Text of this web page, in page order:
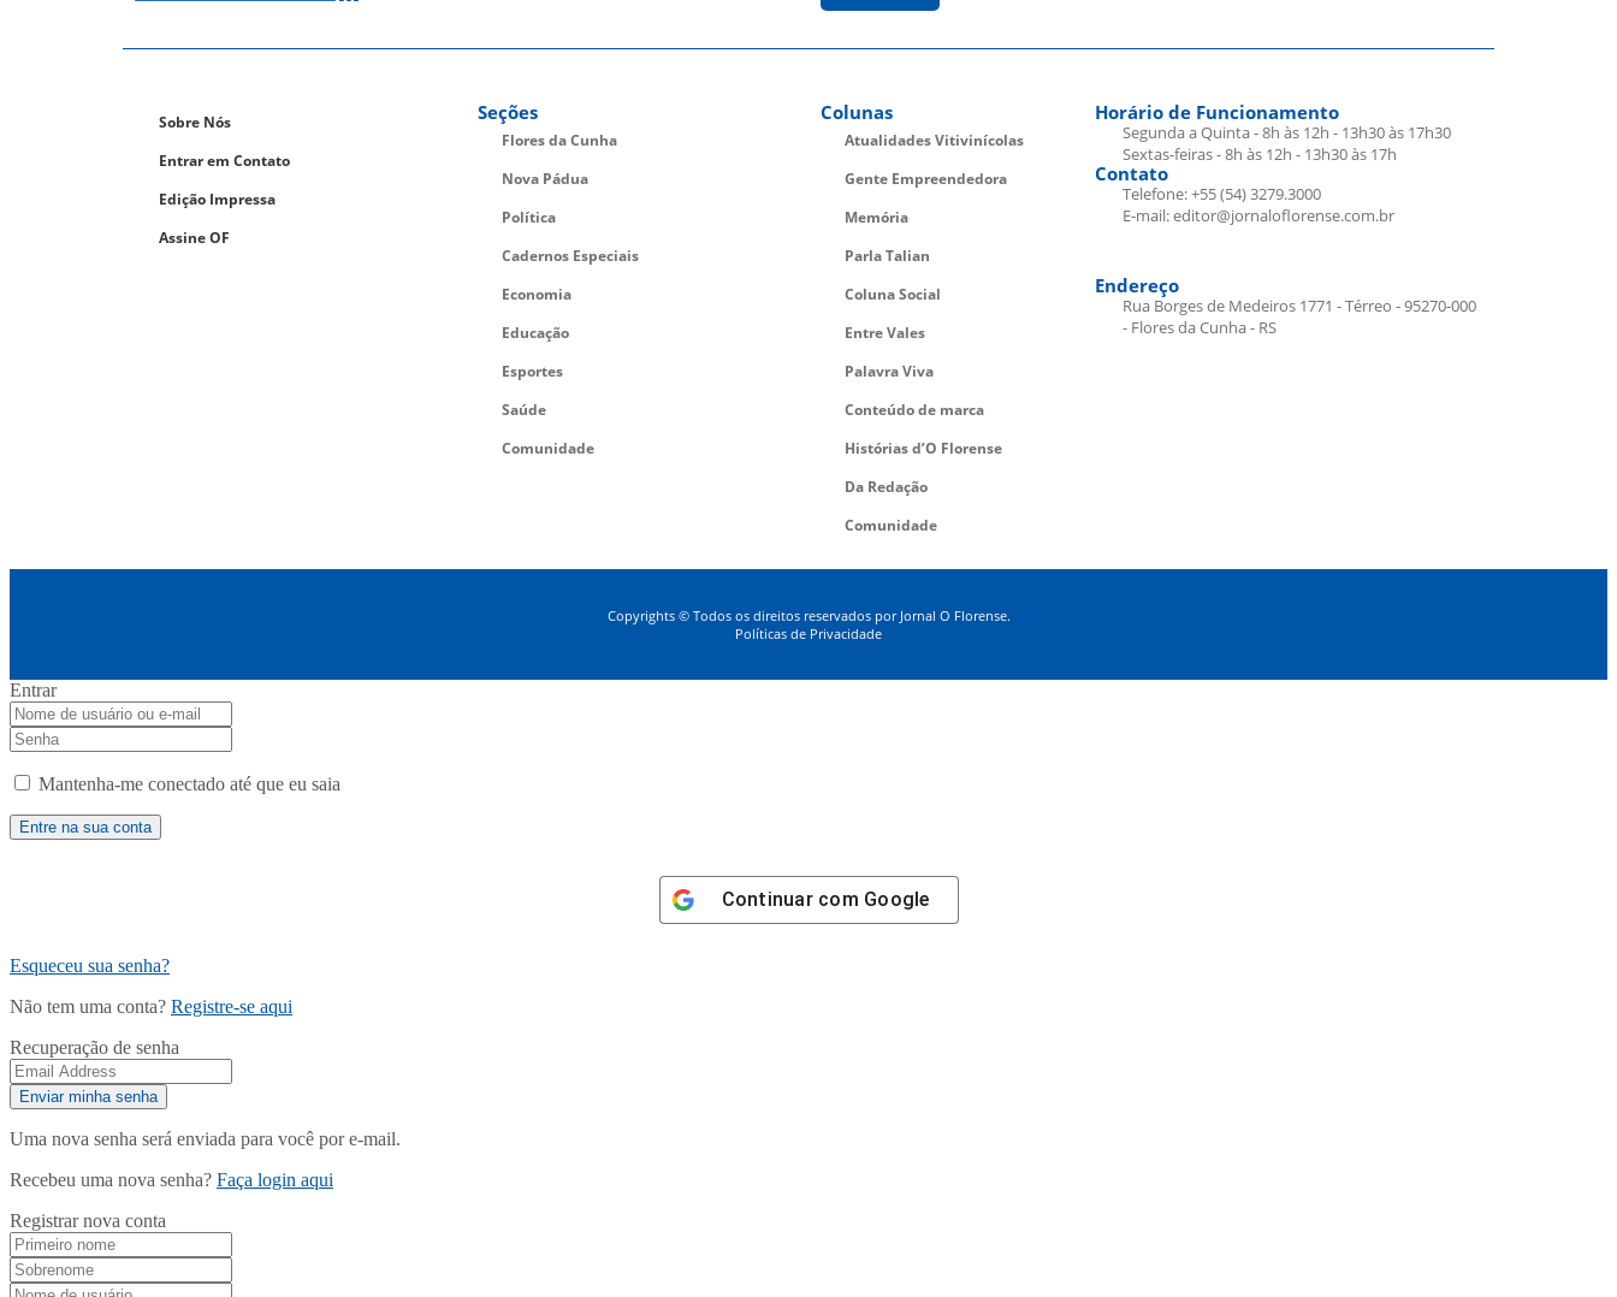
Sobre Nós
Entrar em Contato
Edição Impressa
Assine OF
Seções
Flores da Cunha
Nova Pádua
Política
Cadernos Especiais
Economia
Educação
Esportes
Saúde
Comunidade
Colunas
Atualidades Vitivinícolas
Gente Empreendedora
Memória
Parla Talian
Coluna Social
Entre Vales
Palavra Viva
Conteúdo de marca
Histórias d’O Florense
Da Redação
Comunidade
Horário de Funcionamento
Segunda a Quinta - 8h às 12h - 13h30 às 17h30
Sextas-feiras - 8h às 12h - 13h30 às 17h
Contato
Telefone: +55 (54) 3279.3000
E-mail: editor@jornaloflorense.com.br
Endereço
Rua Borges de Medeiros 1771 - Térreo - 95270-000
- Flores da Cunha - RS
Copyrights © Todos os direitos reservados por Jornal O Florense.
Políticas de Privacidade
Entrar
Mantenha-me conectado até que eu saia
Continuar com Google
Esqueceu sua senha?
Não tem uma conta? Registre-se aqui
Recuperação de senha
Uma nova senha será enviada para você por e-mail.
Recebeu uma nova senha? Faça login aqui
Registrar nova conta